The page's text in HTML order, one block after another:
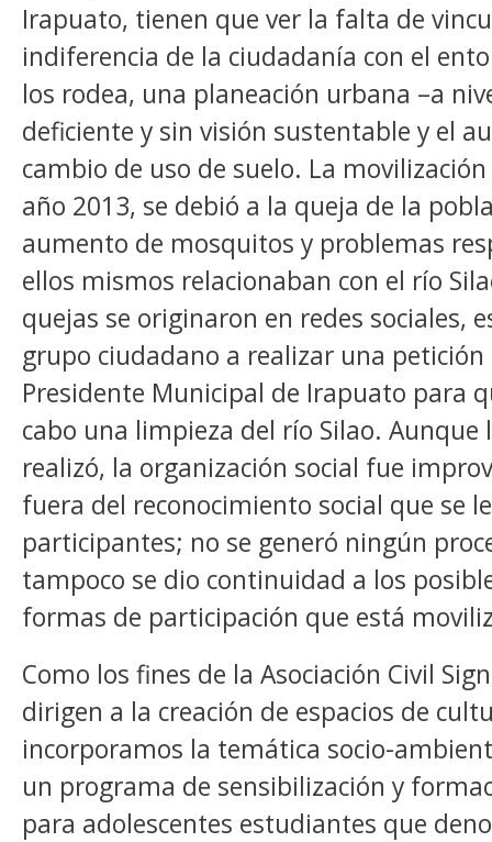
Irapuato, tienen que ver la falta de
indiferencia de la ciudadanía con el
los rodea, una planeación urbana –a
deficiente y sin visión sustentable y el
cambio de uso de suelo. La
año 2013, se debió a la queja de la
aumento de mosquitos y problemas
ellos mismos relacionaban con el río
quejas se originaron en redes sociales,
grupo ciudadano a realizar una
Presidente Municipal de Irapuato para
cabo una limpieza del río Silao. Aunque
realizó, la organización social fue
fuera del reconocimiento social que se
participantes; no se generó ningún
tampoco se dio continuidad a los
formas de participación que está
Como los fines de la Asociación Civil
dirigen a la creación de espacios de
incorporamos la temática socio-
un programa de sensibilización y
para adolescentes estudiantes que